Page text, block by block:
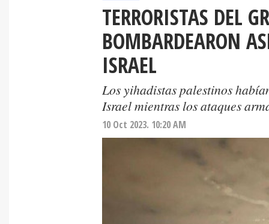
TERRORISTAS DEL
BOMBARDEARON
ISRAEL
Los yihadistas palestinos
Israel mientras los ataques
10 Oct 2023. 10:20 AM